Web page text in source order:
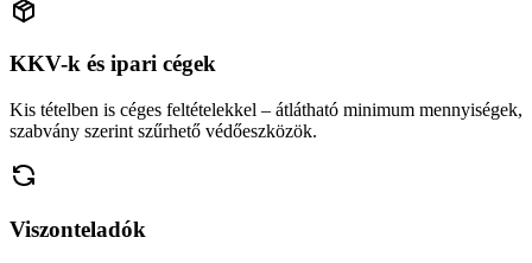
KKV-k és ipari cégek
Kis tételben is céges feltételekkel – átlátható minimum mennyiségek,
szabvány szerint szűrhető védőeszközök.
Viszonteladók